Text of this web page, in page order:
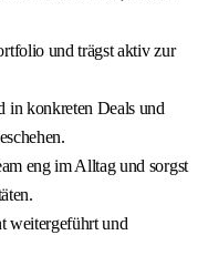
und trägst aktiv zur
in konkreten Deals und
eng im Alltag und sorgst
weitergeführt und